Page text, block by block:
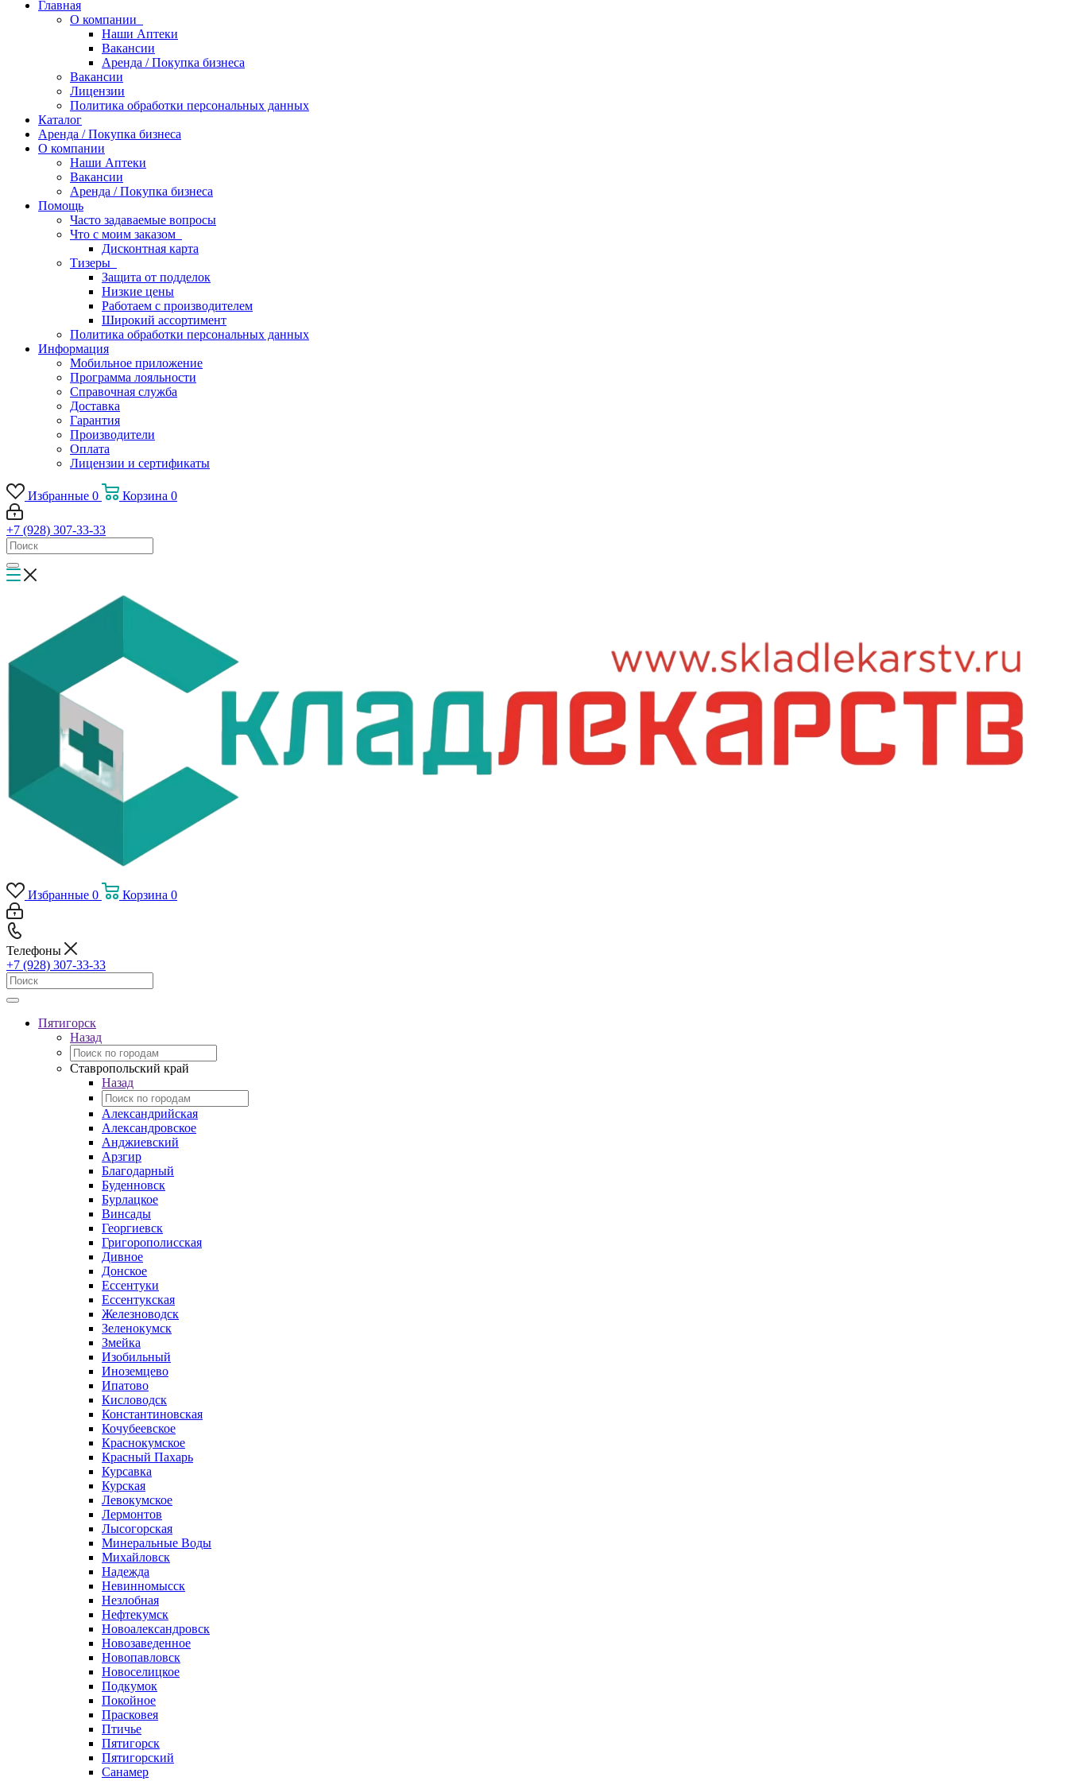
Главная
О компании
Наши Аптеки
Вакансии
Аренда / Покупка бизнеса
Вакансии
Лицензии
Политика обработки персональных данных
Каталог
Аренда / Покупка бизнеса
О компании
Наши Аптеки
Вакансии
Аренда / Покупка бизнеса
Помощь
Часто задаваемые вопросы
Что с моим заказом
Дисконтная карта
Тизеры
Защита от подделок
Низкие цены
Работаем с производителем
Широкий ассортимент
Политика обработки персональных данных
Информация
Мобильное приложение
Программа лояльности
Справочная служба
Доставка
Гарантия
Производители
Оплата
Лицензии и сертификаты
Избранные 0 Корзина 0
+7 (928) 307-33-33
Избранные 0 Корзина 0
Телефоны
+7 (928) 307-33-33
Пятигорск
Назад
Ставропольский край
Назад
Александрийская
Александровское
Анджиевский
Арзгир
Благодарный
Буденновск
Бурлацкое
Винсады
Георгиевск
Григорополисская
Дивное
Донское
Ессентуки
Ессентукская
Железноводск
Зеленокумск
Змейка
Изобильный
Иноземцево
Ипатово
Кисловодск
Константиновская
Кочубеевское
Краснокумское
Красный Пахарь
Курсавка
Курская
Левокумское
Лермонтов
Лысогорская
Минеральные Воды
Михайловск
Надежда
Невинномысск
Незлобная
Нефтекумск
Новоалександровск
Новозаведенное
Новопавловск
Новоселицкое
Подкумок
Покойное
Прасковея
Птичье
Пятигорск
Пятигорский
Санамер